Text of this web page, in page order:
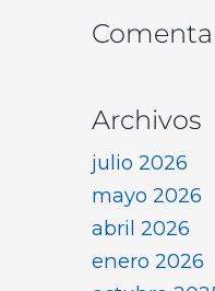
Archivos
julio 2026
mayo 2026
abril 2026
enero 2026